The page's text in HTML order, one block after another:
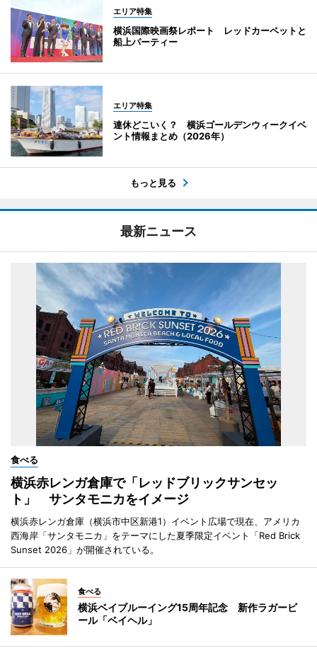
エリア特集
横浜国際映画祭レポート レッドカーペットと
船上パーティー
エリア特集
連休どこいく？ 横浜ゴールデンウィークイベ
ント情報まとめ（2026年）
もっと見る
最新ニュース
食べる
横浜赤レンガ倉庫で「レッドブリックサンセッ
ト」 サンタモニカをイメージ
横浜赤レンガ倉庫（横浜市中区新港1）イベント広場で現在、アメリカ
西海岸「サンタモニカ」をテーマにした夏季限定イベント「Red Brick
Sunset 2026」が開催されている。
食べる
横浜ベイブルーイング15周年記念 新作ラガービ
ール「ベイヘル」